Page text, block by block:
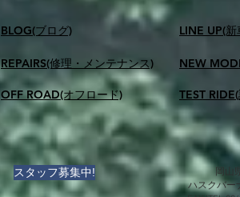
BLOG(ブログ)
REPAIRS(修理・メンテナンス)
OFF ROAD(オフロード)
LINE UP(
NEW
TEST
スタッフ募集中!
岡山
ハスクバー